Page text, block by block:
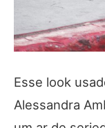
Esse look
Alessandra